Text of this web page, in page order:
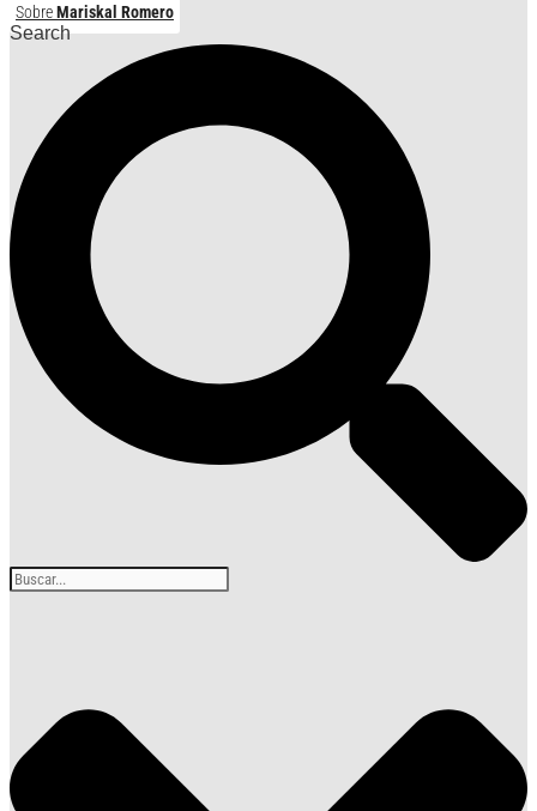
SobreMariskal Romero
Search